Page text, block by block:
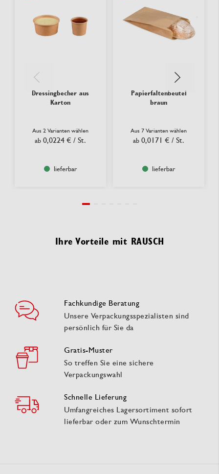
Dressingbecher aus
Karton
Aus 2 Varianten wählen
ab 0,0224 € / St.
lieferbar
Papierfaltenbeutel
braun
Aus 7 Varianten wählen
ab 0,0171 € / St.
lieferbar
Ihre Vorteile mit RAUSCH
Fachkundige Beratung
Unsere Verpackungsspezialisten sind
persönlich für Sie da
Gratis-Muster
So treffen Sie eine sichere
Verpackungswahl
Schnelle Lieferung
Umfangreiches Lagersortiment sofort
lieferbar oder zum Wunschtermin